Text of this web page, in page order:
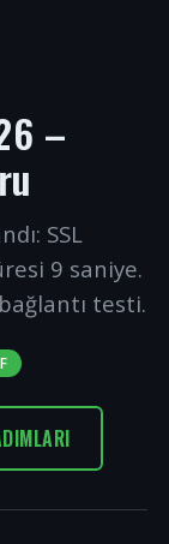
–
SSL
9 saniye.
testi.